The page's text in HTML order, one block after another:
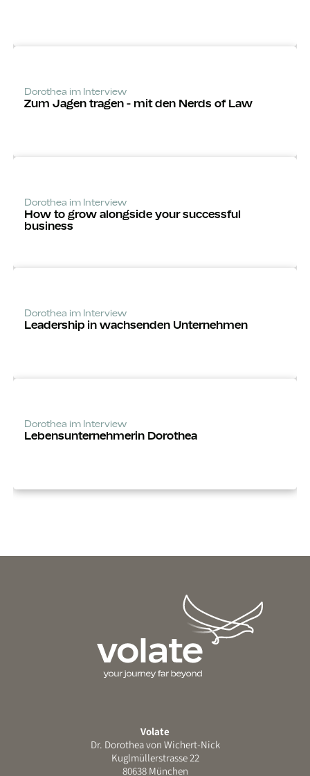
Dorothea im Interview
Zum Jagen tragen - mit den Nerds of Law
Dorothea im Interview
How to grow alongside your successful
business
Dorothea im Interview
Leadership in wachsenden Unternehmen
Dorothea im Interview
Lebens­unter­­nehmerin Dorothea
Volate
Dr. Dorothea von Wichert-Nick
Kuglmüllerstrasse 22
80638 München